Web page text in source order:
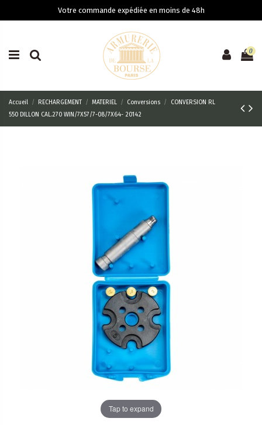
Votre commande expédiée en moins de 48h
0
Accueil RECHARGEMENT MATERIEL Conversions
CONVERSION RL
550 DILLON CAL.270 WIN/7X57/7-08/7X64- 20142
Tap to expand